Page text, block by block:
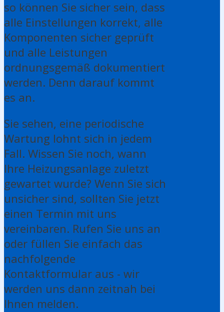
so können Sie sicher sein, dass
alle Einstellungen korrekt, alle
Komponenten sicher geprüft
und alle Leistungen
ordnungsgemäß dokumentiert
werden. Denn darauf kommt
es an.
Sie sehen, eine periodische
Wartung lohnt sich in jedem
Fall. Wissen Sie noch, wann
Ihre Heizungsanlage zuletzt
gewartet wurde? Wenn Sie sich
unsicher sind, sollten Sie jetzt
einen Termin mit uns
vereinbaren. Rufen Sie uns an
oder füllen Sie einfach das
nachfolgende
Kontaktformular aus - wir
werden uns dann zeitnah bei
Ihnen melden.